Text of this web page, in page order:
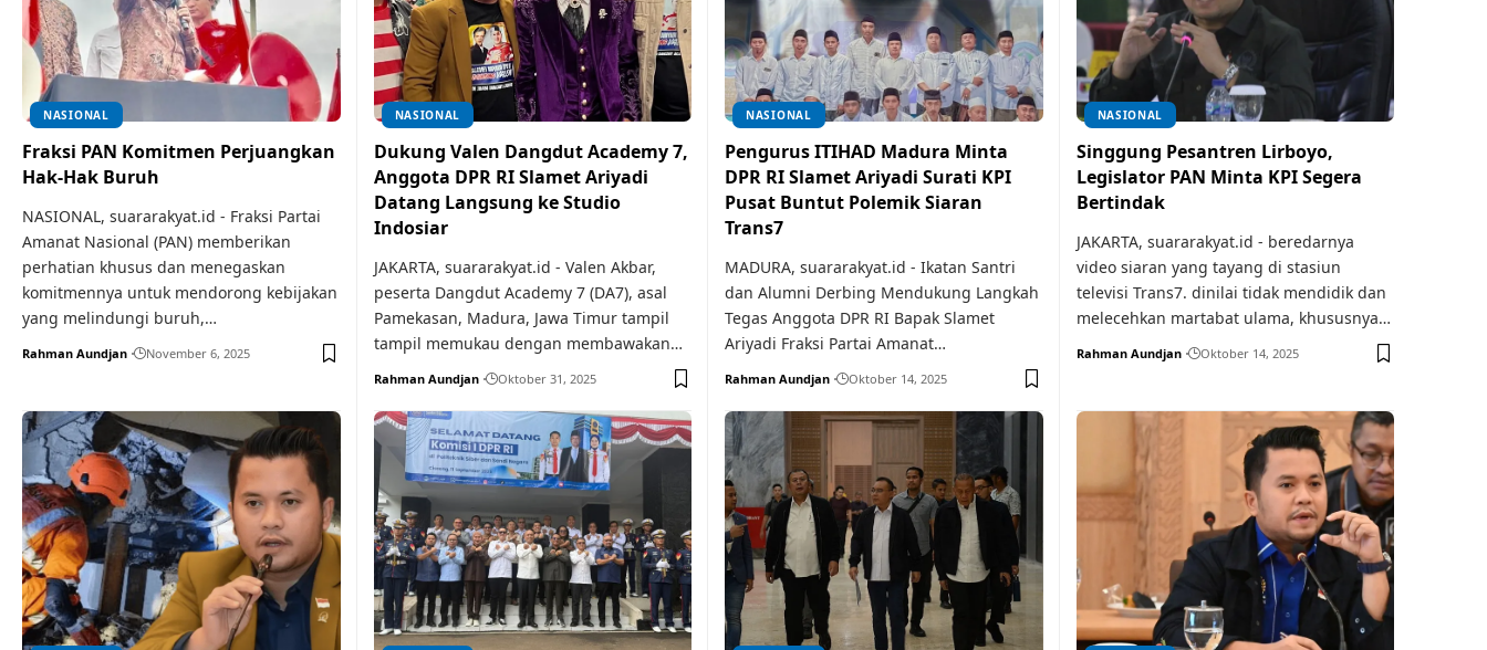
NASIONAL
Fraksi PAN Komitmen Perjuangkan
Hak-Hak Buruh
NASIONAL, suararakyat.id - Fraksi Partai
Amanat Nasional (PAN) memberikan
perhatian khusus dan menegaskan
komitmennya untuk mendorong kebijakan
yang melindungi buruh,…
Rahman Aundjan November 6, 2025
NASIONAL
Dukung Valen Dangdut Academy 7,
Anggota DPR RI Slamet Ariyadi
Datang Langsung ke Studio
Indosiar
JAKARTA, suararakyat.id - Valen Akbar,
peserta Dangdut Academy 7 (DA7), asal
Pamekasan, Madura, Jawa Timur tampil
tampil memukau dengan membawakan…
Rahman Aundjan Oktober 31, 2025
NASIONAL
Pengurus ITIHAD Madura Minta
DPR RI Slamet Ariyadi Surati KPI
Pusat Buntut Polemik Siaran
Trans7
MADURA, suararakyat.id - Ikatan Santri
dan Alumni Derbing Mendukung Langkah
Tegas Anggota DPR RI Bapak Slamet
Ariyadi Fraksi Partai Amanat…
Rahman Aundjan Oktober 14, 2025
NASIONAL
Singgung Pesantren Lirboyo,
Legislator PAN Minta KPI Segera
Bertindak
JAKARTA, suararakyat.id - beredarnya
video siaran yang tayang di stasiun
televisi Trans7. dinilai tidak mendidik dan
melecehkan martabat ulama, khususnya…
Rahman Aundjan Oktober 14, 2025